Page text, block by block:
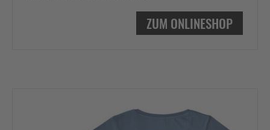
ZUM ONLINESHOP